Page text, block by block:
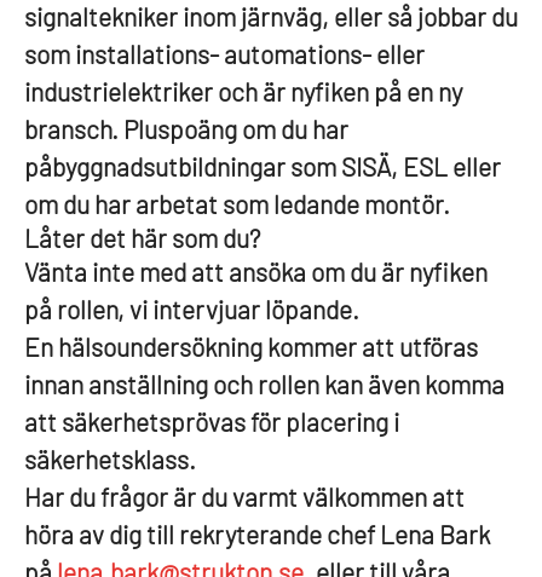
signaltekniker inom järnväg, eller så jobbar du
som installations- automations- eller
industrielektriker och är nyfiken på en ny
bransch. Pluspoäng om du har
påbyggnadsutbildningar som SISÄ, ESL eller
om du har arbetat som ledande montör.
Låter det här som du?
Vänta inte med att ansöka om du är nyfiken
på rollen, vi intervjuar löpande.
En hälsoundersökning kommer att utföras
innan anställning och rollen kan även komma
att säkerhetsprövas för placering i
säkerhetsklass.
Har du frågor är du varmt välkommen att
höra av dig till rekryterande chef Lena Bark